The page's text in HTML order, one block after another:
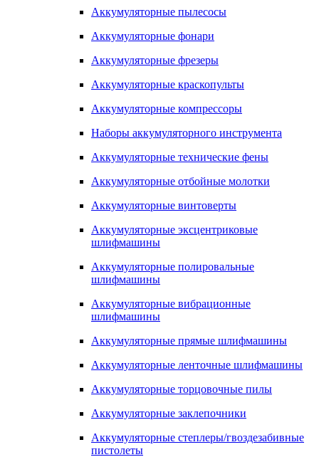
Аккумуляторные пылесосы
Аккумуляторные фонари
Аккумуляторные фрезеры
Аккумуляторные краскопульты
Аккумуляторные компрессоры
Наборы аккумуляторного инструмента
Аккумуляторные технические фены
Аккумуляторные отбойные молотки
Аккумуляторные винтоверты
Аккумуляторные эксцентриковые
шлифмашины
Аккумуляторные полировальные
шлифмашины
Аккумуляторные вибрационные
шлифмашины
Аккумуляторные прямые шлифмашины
Аккумуляторные ленточные шлифмашины
Аккумуляторные торцовочные пилы
Аккумуляторные заклепочники
Аккумуляторные степлеры/гвоздезабивные
пистолеты